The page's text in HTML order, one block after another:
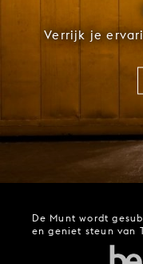
Verrijk je
De Munt wordt
en geniet steun van